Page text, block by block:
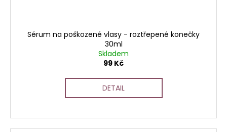
Sérum na poškozené vlasy - roztřepené konečky
30ml
Skladem
99 Kč
DETAIL